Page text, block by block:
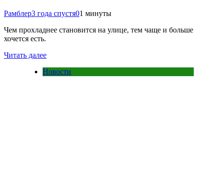
Рамблер3 года спустя01 минуты
Чем прохладнее становится на улице, тем чаще и больше
хочется есть.
Читать далее
Новости